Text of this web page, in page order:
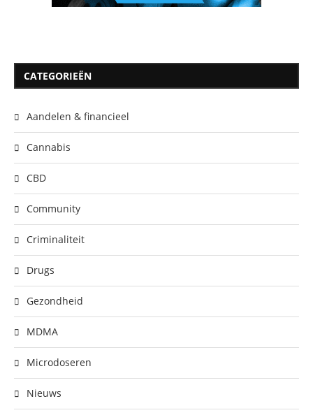
CATEGORIEËN
Aandelen & financieel
Cannabis
CBD
Community
Criminaliteit
Drugs
Gezondheid
MDMA
Microdoseren
Nieuws